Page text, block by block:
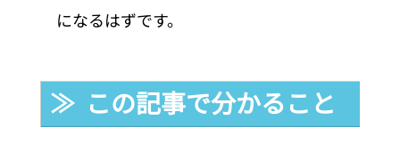
になるはずです。
≫  この記事で分かること